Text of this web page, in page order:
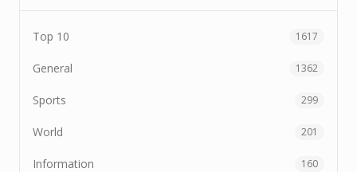
Top 10 1617
General 1362
Sports 299
World 201
Information 160